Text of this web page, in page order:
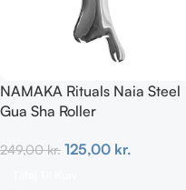
NAMAKA Rituals Naia Steel
Gua Sha Roller
249,00kr. 125,00 kr.